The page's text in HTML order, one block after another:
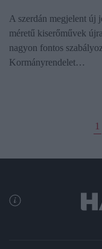
A szerdán megjelent új
méretű kiserőművek
nagyon fontos
Kormányrendelet…
1